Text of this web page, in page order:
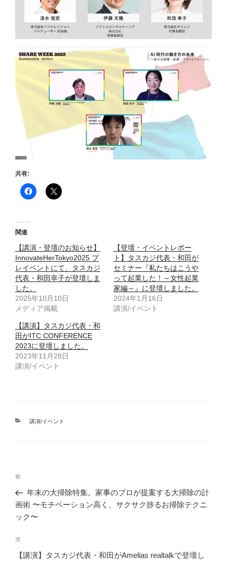
共有:
関連
【講演・登壇のお知らせ】
InnovateHerTokyo2025 プ
レイベントにて、タスカジ
代表・和田幸子が登壇しま
した。
2025年10月10日
メディア掲載
【登壇・イベントレポー
ト】タスカジ代表・和田が
セミナー『私たちはこうや
って起業した！～女性起業
家編～』に登壇しました。
2024年1月16日
講演/イベント
【講演】タスカジ代表・和
田がITC CONFERENCE
2023に登壇しました。
2023年11月28日
講演/イベント
カ
講演/イベント
ナ
ビ
ー
シ
前
の
投
稿
前
年末の大掃除特集。家事のプロが提案する大掃除の計
画術 〜モチベーション高く、サクサク捗るお掃除テクニ
ック〜
次
の
次
【講演】タスカジ代表・和田がAmelias realtalkで登壇し